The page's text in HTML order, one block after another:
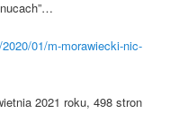
01/m-morawiecki-nic-
2021 roku, 498 stron